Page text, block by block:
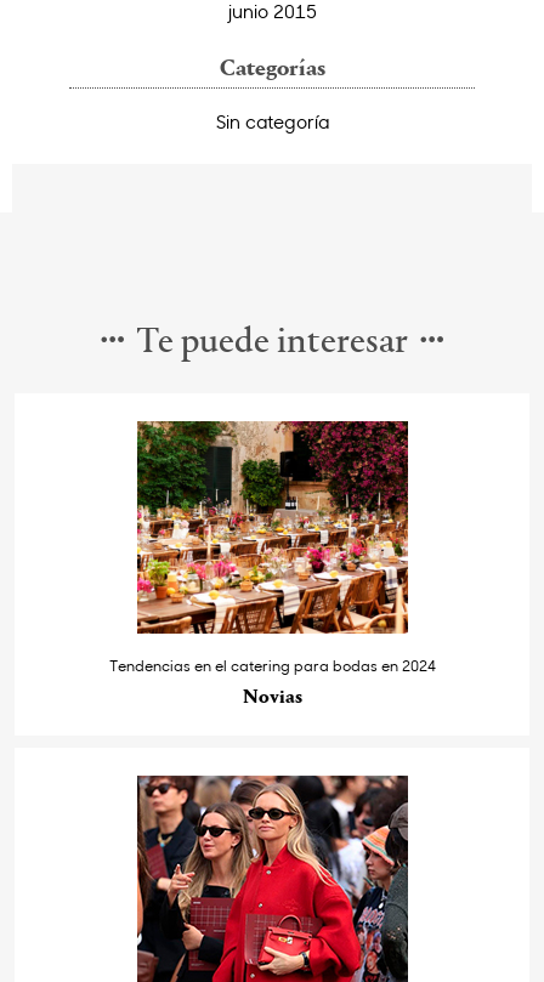
junio 2015
Categorías
Sin categoría
Te puede interesar
Tendencias en el catering para bodas en 2024
Novias